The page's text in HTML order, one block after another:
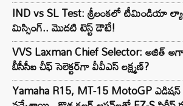
IND vs SL Test: శ్రీలంకలో టీమిండియా
మిస్సింగ్.. మొదటి టెస్ట్ డౌటే!
VVS Laxman Chief Selector: అజిత్
బీసీసీఐ చీఫ్ సెలెక్టర్‌గా వీవీఎస్ లక్ష్మణ్?
Yamaha R15, MT-15 MotoGP ఎడిషన్